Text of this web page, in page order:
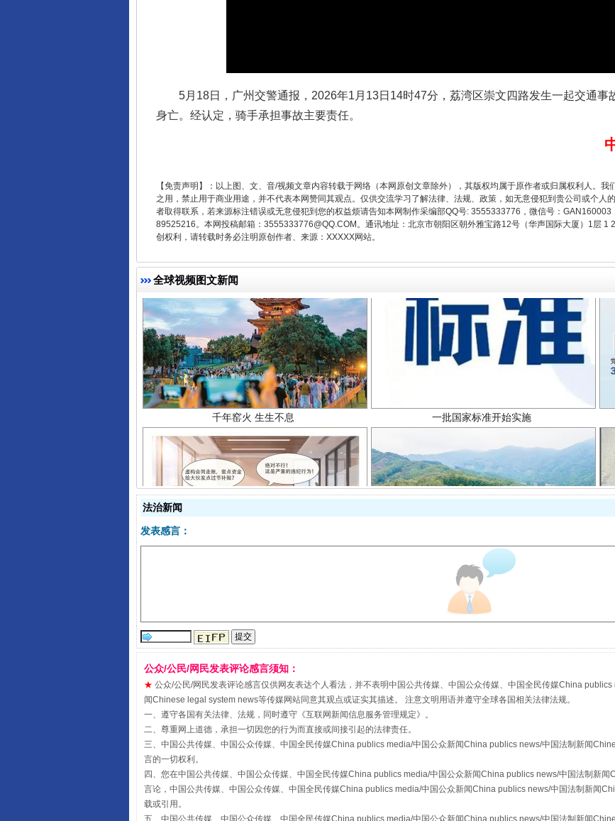
5月18日，广州交警通报，2026年1月13日14时47分，荔湾区崇文四路发生一起交通事
身亡。经认定，骑手承担事故主要责任。
【免责声明】：以上图、文、音/视频文章内容转载于网络（本网原创文章除外），其版权均属于原作者或归属权利人。
之用，禁止用于商业用途，并不代表本网赞同其观点。仅供交流学习了解法律、法规、政策，如无意侵犯到贵公司或个人
者取得联系，若来源标注错误或无意侵犯到您的权益烦请告知本网制作采编部QQ号: 3555333776，微信号：
89525216。本网投稿邮箱：3555333776@QQ.COM。通讯地址：北京市朝阳区朝外雅宝路12号（华声国际大厦）1层 1
创权利，请转载时务必注明原创作者、来源：XXXXX网站。
全球视频图文新闻
千年窑火 生生不息 一批国家标准开始实施
受贿1.44亿！段成刚被判无期
法治新闻
发表感言：
公众/公民/网民发表评论感言须知：
★ 公众/公民/网民发表评论感言仅供网友表达个人看法，并不表明中国公共传媒、中国公众传媒、中国全民传媒China
闻Chinese legal system news等传媒网站同意其观点或证实其描述。 注意文明用语并遵守全球各国相关法律法规。
一、遵守各国有关法律、法规，同时遵守《互联网新闻信息服务管理规定》。
二、尊重网上道德，承担一切因您的行为而直接或间接引起的法律责任。
三、中国公共传媒、中国公众传媒、中国全民传媒China publics media/中国公众新闻China publics news/中国法制新闻
言的一切权利。
四、您在中国公共传媒、中国公众传媒、中国全民传媒China publics media/中国公众新闻China publics news/中国法制新
言论，中国公共传媒、中国公众传媒、中国全民传媒China publics media/中国公众新闻China publics news/中国法制新闻
载或引用。
五、中国公共传媒、中国公众传媒、中国全民传媒China publics media/中国公众新闻China publics news/中国法制新闻